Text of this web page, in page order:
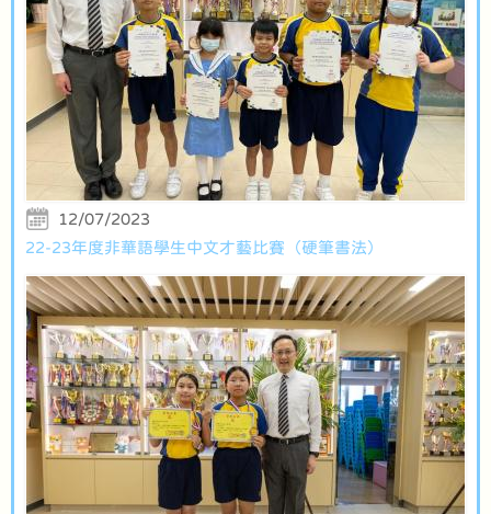
12/07/2023
22-23年度非華語學生中文才藝比賽（硬筆書法）